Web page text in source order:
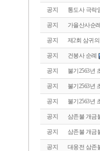
공지 통도사 극락
공지 가을산사순
공지 제2회 삼귀
공지 건봉사 순례
공지 불기2563년
공지 불기2563년
공지 불기2563년
공지 삼존불 개금
공지 삼존불 개금
공지 대웅전 삼존